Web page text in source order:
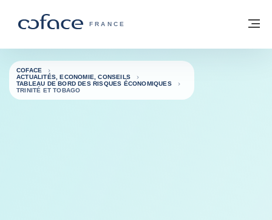
COFACE, FOR TRADE - PAGE
FRANCE
Retour à la page d'accueil
COFACE
ACTUALITÉS, ECONOMIE, CONSEILS
TABLEAU DE BORD DES RISQUES ÉCONOMIQUES
TRINITÉ ET TOBAGO